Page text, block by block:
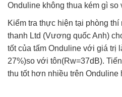
Onduline không thua kém gì
Kiểm tra thực hiện tại phòng
thanh Ltd (Vương quốc Anh)
tốt của tấm Onduline với giá trị
27%)so với tôn(Rw=37dB).
thu tốt hơn nhiều trên Onduline